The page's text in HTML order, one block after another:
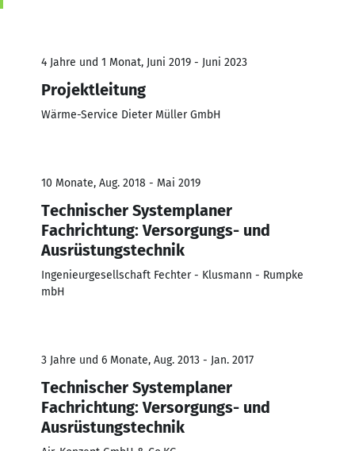
4 Jahre und 1 Monat, Juni 2019 - Juni 2023
Projektleitung
Wärme-Service Dieter Müller GmbH
10 Monate, Aug. 2018 - Mai 2019
Technischer Systemplaner
Fachrichtung: Versorgungs- und
Ausrüstungstechnik
Ingenieurgesellschaft Fechter - Klusmann - Rumpke
mbH
3 Jahre und 6 Monate, Aug. 2013 - Jan. 2017
Technischer Systemplaner
Fachrichtung: Versorgungs- und
Ausrüstungstechnik